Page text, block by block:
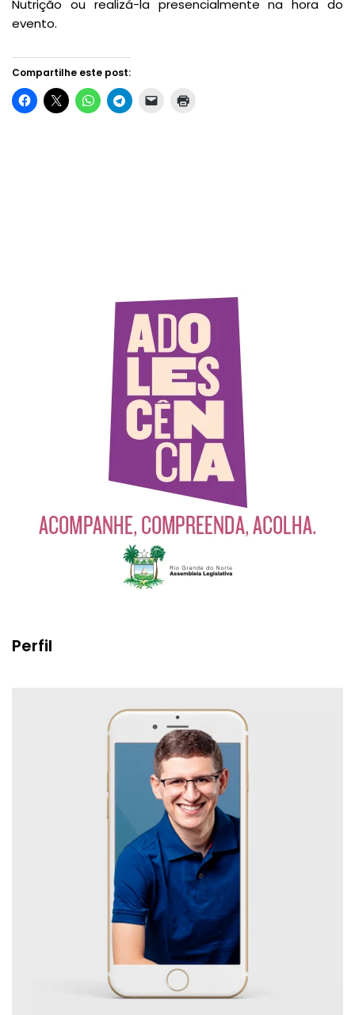
Nutrição ou realizá-la presencialmente na hora do
evento.
Compartilhe este post:
Perfil